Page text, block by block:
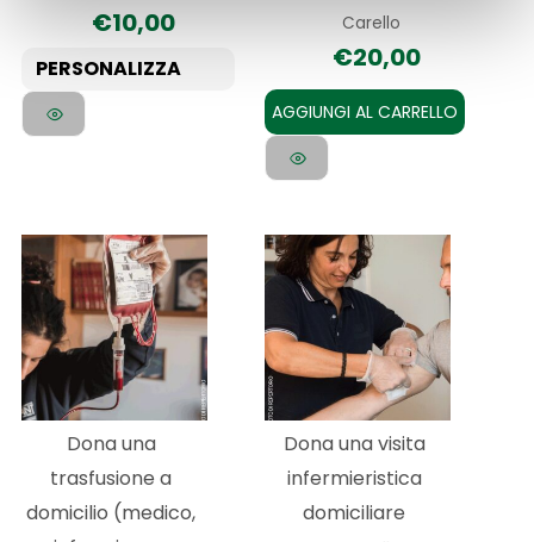
€10,00
PERSONALIZZA
nella
pagina
Carello
€20,00
AGGIUNGI AL CARRELLO
Dona una
trasfusione a
domicilio (medico,
Dona una visita
infermieristica
domiciliare
Questo
prodotto
ha
più
varianti.
Le
opzioni
possono
essere